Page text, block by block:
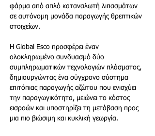
φάρμα από απλό καταναλωτή λιπασμάτων
σε αυτόνομη μονάδα παραγωγής θρεπτικών
στοιχείων.
Η Global Esco προσφέρει έναν
ολοκληρωμένο συνδυασμό δύο
συμπληρωματικών τεχνολογιών πλάσματος,
δημιουργώντας ένα σύγχρονο σύστημα
επιτόπιας παραγωγής αζώτου που ενισχύει
την παραγωγικότητα, μειώνει το κόστος
εισροών και υποστηρίζει τη μετάβαση προς
μια πιο βιώσιμη και κυκλική γεωργία.